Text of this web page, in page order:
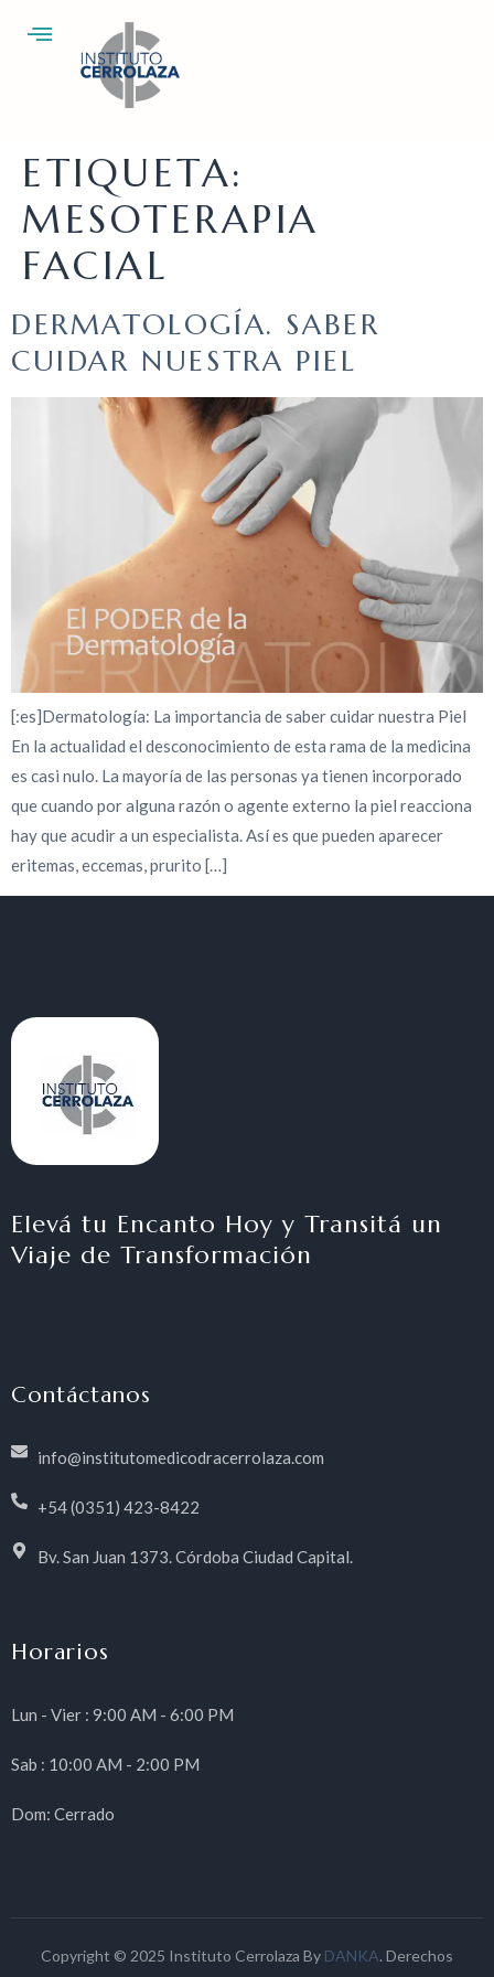
ETIQUETA:
MESOTERAPIA
FACIAL
DERMATOLOGÍA. SABER
CUIDAR NUESTRA PIEL
[:es]Dermatología: La importancia de saber cuidar nuestra Piel
En la actualidad el desconocimiento de esta rama de la medicina
es casi nulo. La mayoría de las personas ya tienen incorporado
que cuando por alguna razón o agente externo la piel reacciona
hay que acudir a un especialista. Así es que pueden aparecer
eritemas, eccemas, prurito […]
Elevá tu Encanto Hoy y Transitá un
Viaje de Transformación
Contáctanos
info@institutomedicodracerrolaza.com
+54 (0351) 423-8422
Bv. San Juan 1373. Córdoba Ciudad Capital.
Horarios
Lun - Vier : 9:00 AM - 6:00 PM
Sab : 10:00 AM - 2:00 PM
Dom: Cerrado
Copyright © 2025 Instituto Cerrolaza By DANKA. Derechos